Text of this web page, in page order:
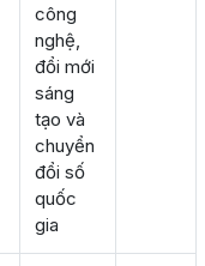
công
nghệ,
đổi mới
sáng
tạo và
chuyển
đổi số
quốc
gia